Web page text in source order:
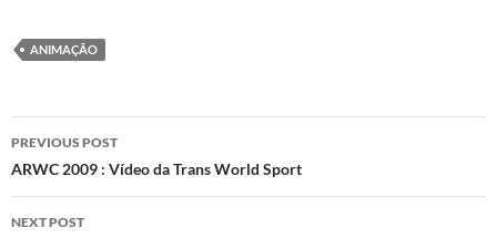
ANIMAÇÃO
Post
navigation
PREVIOUS POST
ARWC 2009 : Vídeo da Trans World Sport
NEXT POST